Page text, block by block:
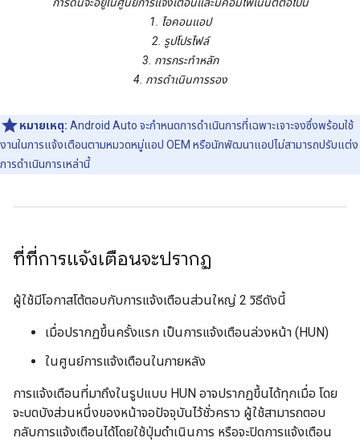
1. ไอคอนแอป
2. รูปโปรไฟล์
3. การกระทําหลัก
4. การดําเนินการรอง
หมายเหตุ: Android Auto จะกำหนดการดำเนินการที่เฉพาะเจาะจงซึ่งพร้อมใช้
งานในการแจ้งเตือนตามหมวดหมู่แอป OEM หรือนักพัฒนาแอปไม่สามารถปรับแต่ง
การดำเนินการเหล่านี้
ที่ที่การแจ้งเตือนจะปรากฏ
ผู้ใช้มีโอกาสโต้ตอบกับการแจ้งเตือนส่วนใหญ่ 2 วิธีดังนี้
เมื่อปรากฏขึ้นครั้งแรก เป็นการแจ้งเตือนล่วงหน้า (HUN)
ในศูนย์การแจ้งเตือนในภายหลัง
การแจ้งเตือนที่มาถึงในรูปแบบ HUN อาจปรากฏขึ้นได้ทุกเมื่อ โดย
จะบดบังส่วนหนึ่งของหน้าจอปัจจุบันไว้ชั่วคราว ผู้ใช้สามารถตอบ
กลับการแจ้งเตือนได้โดยใช้ปุ่มดำเนินการ หรือจะปิดการแจ้งเตือน